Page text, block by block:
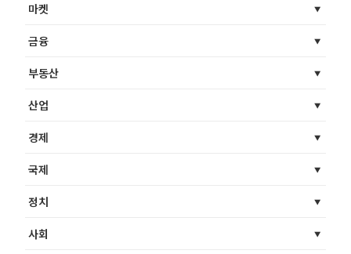
마켓
금융
부동산
산업
경제
국제
정치
사회